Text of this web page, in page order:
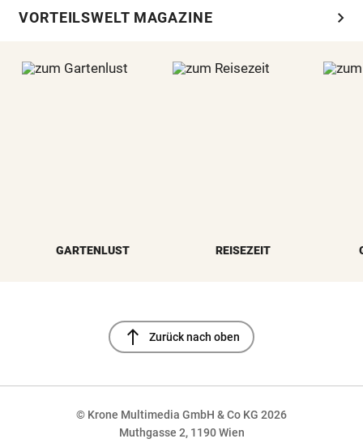
VORTEILSWELT MAGAZINE chevron_right
GARTENLUST REISEZEIT
north Zurück nach oben
© Krone Multimedia GmbH & Co KG 2026
Muthgasse 2, 1190 Wien